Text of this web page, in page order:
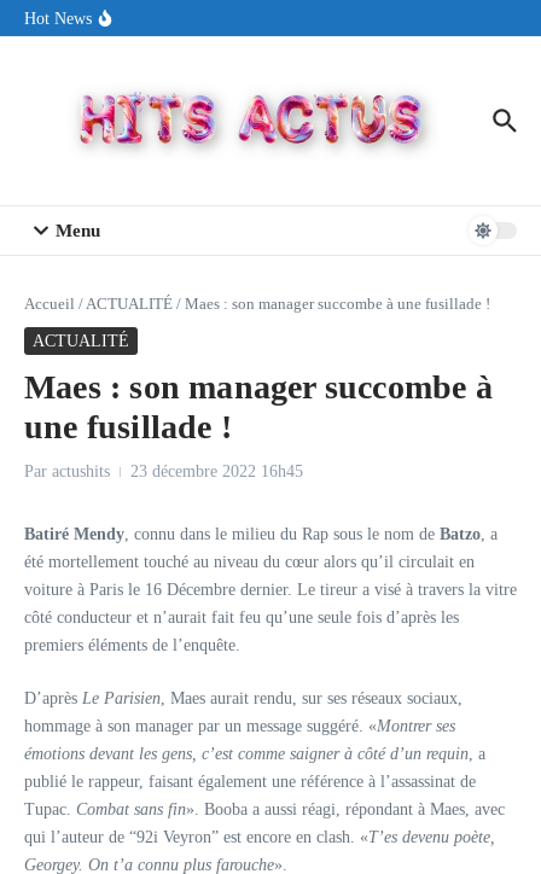
Aller au contenu
Hot News
« New Day »
Menu
Accueil /ACTUALITÉ / Maes : son manager succombe à une fusillade !
ACTUALITÉ
Maes : son manager succombe à
une fusillade !
Par actushits 23 décembre 2022 16h45
Batiré Mendy, connu dans le milieu du Rap sous le nom de Batzo, a
été mortellement touché au niveau du cœur alors qu’il circulait en
voiture à Paris le 16 Décembre dernier. Le tireur a visé à travers la vitre
côté conducteur et n’aurait fait feu qu’une seule fois d’après les
premiers éléments de l’enquête.
D’après Le Parisien, Maes aurait rendu, sur ses réseaux sociaux,
hommage à son manager par un message suggéré. «Montrer ses
émotions devant les gens, c’est comme saigner à côté d’un requin, a
publié le rappeur, faisant également une référence à l’assassinat de
Tupac. Combat sans fin». Booba a aussi réagi, répondant à Maes, avec
qui l’auteur de “92i Veyron” est encore en clash. «T’es devenu poète,
Georgey. On t’a connu plus farouche».